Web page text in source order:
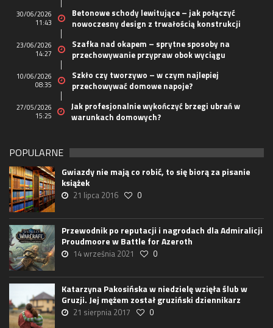
30/06/2026
11:43
Betonowe schody lewitujące – jak połączyć
nowoczesny design z trwałością konstrukcji
23/06/2026
14:27
Szafka nad okapem – sprytne sposoby na
przechowywanie przypraw obok wyciągu
10/06/2026
08:35
Szkło czy tworzywo – w czym najlepiej
przechowywać domowe napoje?
27/05/2026
15:25
Jak profesjonalnie wykończyć brzegi ubrań w
warunkach domowych?
POPULARNE
Gwiazdy nie mają co robić, to się biorą za pisanie
książek
21 lipca 2016 0
Przewodnik po reputacji i nagrodach dla Admiralicji
Proudmoore w Battle for Azeroth
14 września 2021 0
Katarzyna Pakosińska w niedzielę wzięła ślub w
Gruzji. Jej mężem został gruziński dziennikarz
21 sierpnia 2017 0